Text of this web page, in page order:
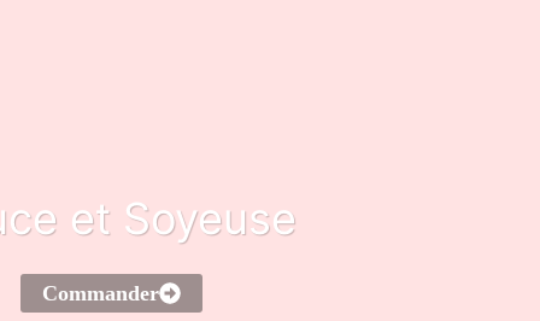
et Soyeuse
Commander